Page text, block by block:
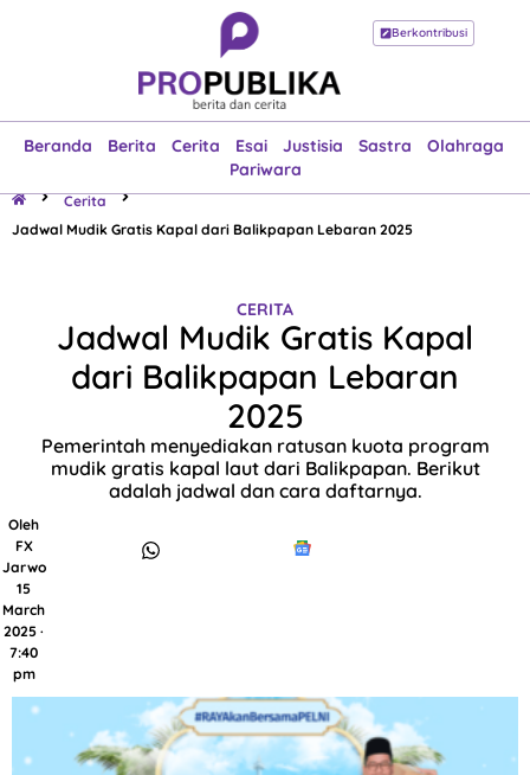
Berkontribusi
Beranda Berita Cerita Esai Justisia Sastra
Olahraga
Pariwara
Beranda
Esai
Justisia
Sastra
Olahraga
Pariwara
Cerita
Jadwal Mudik Gratis Kapal dari Balikpapan Lebaran 2025
CERITA
Jadwal Mudik Gratis Kapal
dari Balikpapan Lebaran
2025
Pemerintah menyediakan ratusan kuota program
mudik gratis kapal laut dari Balikpapan. Berikut
adalah jadwal dan cara daftarnya.
Oleh
FX
Jarwo
15
March
2025 ·
7:40
pm